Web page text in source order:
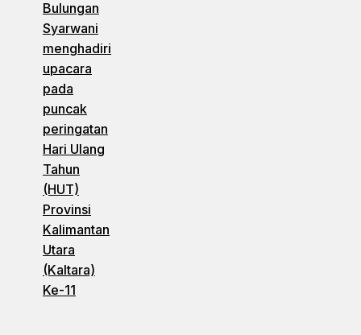
Bulungan
Syarwani
menghadiri
upacara
pada
puncak
peringatan
Hari Ulang
Tahun
(HUT)
Provinsi
Kalimantan
Utara
(Kaltara)
Ke-11